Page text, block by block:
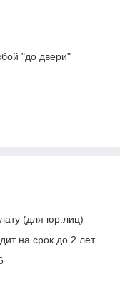
"до двери"
(для юр.лиц)
на срок до 2 лет